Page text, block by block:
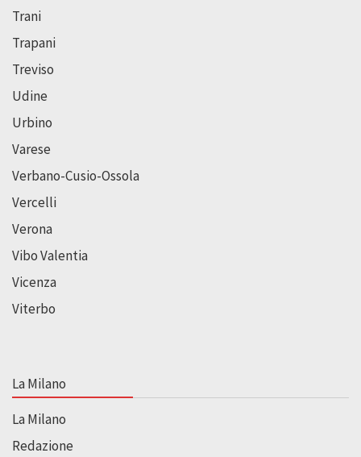
Trani
Trapani
Treviso
Udine
Urbino
Varese
Verbano-Cusio-Ossola
Vercelli
Verona
Vibo Valentia
Vicenza
Viterbo
La Milano
La Milano
Redazione